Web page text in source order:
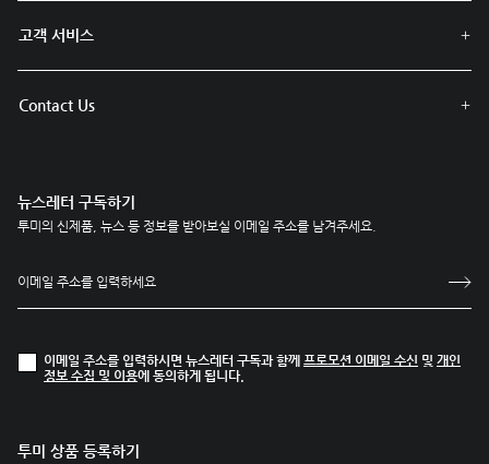
고객 서비스
Contact Us
뉴스레터 구독하기
투미의 신제품, 뉴스 등 정보를 받아보실 이메일 주소를 남겨주세요.
이메일 주소를 입력하시면 뉴스레터 구독과 함께 프로모션 이메일 수신 및 개인
정보 수집 및 이용에 동의하게 됩니다.
투미 상품 등록하기